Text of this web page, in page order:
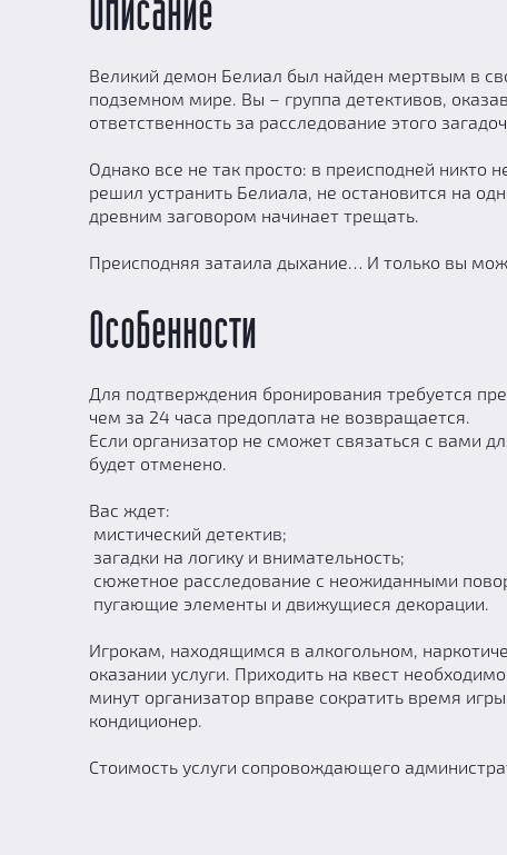
Описание
Великий демон Белиал был найден мертвым в
подземном мире. Вы – группа детективов,
ответственность за расследование этого
Однако все не так просто: в преисподней никто
решил устранить Белиала, не остановится на
древним заговором начинает трещать.
Преисподняя затаила дыхание… И только вы
Особенности
Для подтверждения бронирования требуется
чем за 24 часа предоплата не возвращается.
Если организатор не сможет связаться с вами
будет отменено.
Вас ждет:
мистический детектив;
загадки на логику и внимательность;
сюжетное расследование с неожиданными
пугающие элементы и движущиеся декорации.
Игрокам, находящимся в алкогольном,
оказании услуги. Приходить на квест
минут организатор вправе сократить время
кондиционер.
Стоимость услуги сопровождающего